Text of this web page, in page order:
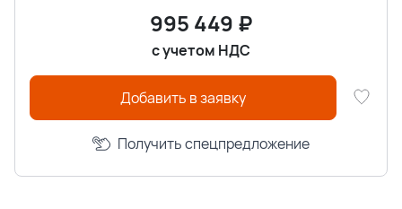
995 449 ₽
с учетом НДС
Добавить в заявку
Получить спецпредложение